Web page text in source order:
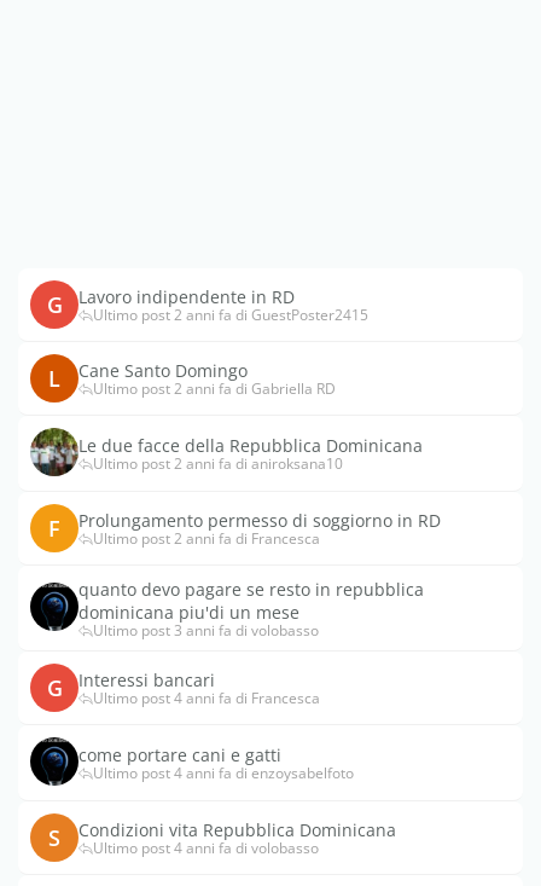
G Lavoro indipendente in RD
Ultimo post 2 anni fa di GuestPoster2415
L Cane Santo Domingo
Ultimo post 2 anni fa di Gabriella RD
Le due facce della Repubblica Dominicana
Ultimo post 2 anni fa di aniroksana10
F Prolungamento permesso di soggiorno in RD
Ultimo post 2 anni fa di Francesca
quanto devo pagare se resto in repubblica
dominicana piu'di un mese
Ultimo post 3 anni fa di volobasso
G Interessi bancari
Ultimo post 4 anni fa di Francesca
come portare cani e gatti
Ultimo post 4 anni fa di enzoysabelfoto
S Condizioni vita Repubblica Dominicana
Ultimo post 4 anni fa di volobasso